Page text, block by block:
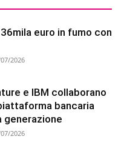
euro in fumo con
2026
e IBM collaborano
bancaria
generazione
2026